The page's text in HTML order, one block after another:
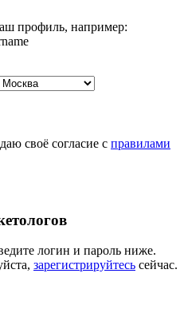
профиль, например:
своё согласие с правилами
логин и пароль ниже.
зарегистрируйтесь сейчас.